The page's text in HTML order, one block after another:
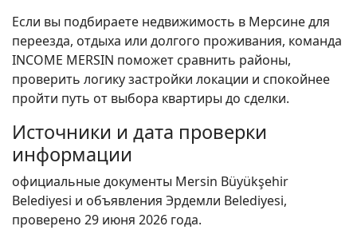
Если вы подбираете недвижимость в Мерсине для
переезда, отдыха или долгого проживания, команда
INCOME MERSIN поможет сравнить районы,
проверить логику застройки локации и спокойнее
пройти путь от выбора квартиры до сделки.
Источники и дата проверки
информации
официальные документы Mersin Büyükşehir
Belediyesi и объявления Эрдемли Belediyesi,
проверено 29 июня 2026 года.